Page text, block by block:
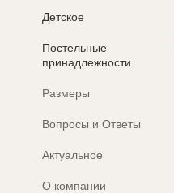
Детское
Постельные
принадлежности
Размеры
Вопросы и Ответы
Актуальное
О компании